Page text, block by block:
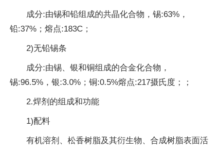
成分:由锡和铅组成的共晶化合物，锡:63%，
铅:37%；熔点:183C；
2)无铅锡条
成分:由锡、银和铜组成的合金化合物，
锡:96.5%，银:3.0%；铜:0.5%熔点:217摄氏度；；
2.焊剂的组成和功能
1)配料
有机溶剂、松香树脂及其衍生物、合成树脂表面活